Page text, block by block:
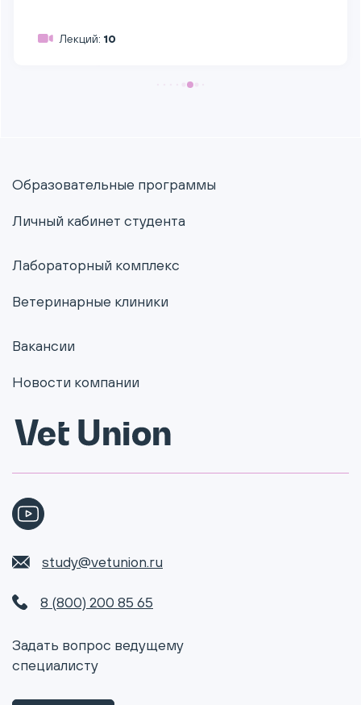
Лекций: 10
Образовательные программы
Личный кабинет студента
Лабораторный комплекс
Ветеринарные клиники
Вакансии
Новости компании
study@vetunion.ru
8 (800) 200 85 65
Задать вопрос ведущему
специалисту